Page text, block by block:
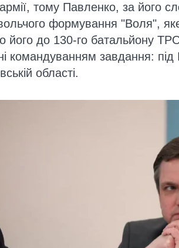
тому Павленко, за його
формування "Воля",
його до 130-го батальйону
командуванням завдання: під
області.